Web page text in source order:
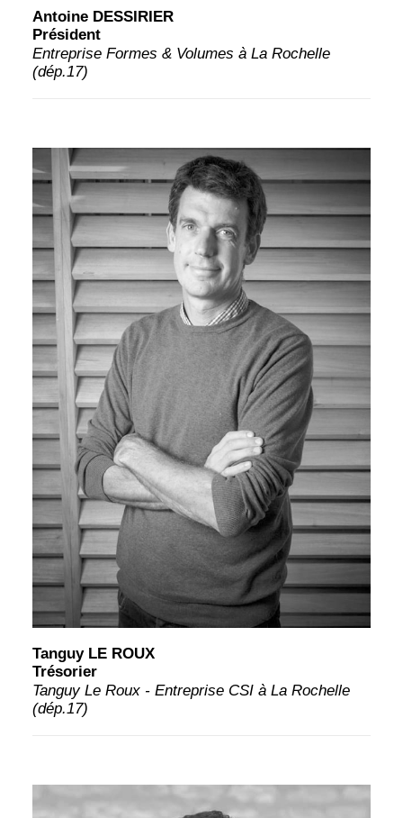
Antoine DESSIRIER
Président
Entreprise Formes & Volumes à La Rochelle
(dép.17)
Tanguy LE ROUX
Trésorier
Tanguy Le Roux - Entreprise CSI à La Rochelle
(dép.17)